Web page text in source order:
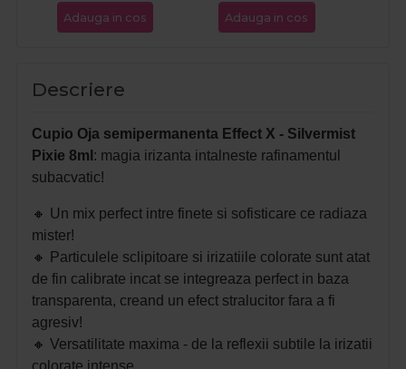
Adauga in cos Adauga in cos
Descriere
Cupio Oja semipermanenta Effect X - Silvermist
Pixie 8ml : magia irizanta intalneste rafinamentul
subacvatic!
🔸 Un mix perfect intre finete si sofisticare ce radiaza
mister!
🔸
Particulele sclipitoare si irizatiile colorate sunt atat
de fin calibrate incat se integreaza perfect in baza
transparenta, creand un efect stralucitor fara a fi
agresiv!
🔸 Versatilitate maxima - de la reflexii subtile la irizatii
colorate intense.